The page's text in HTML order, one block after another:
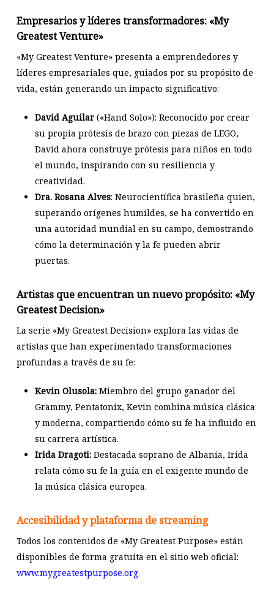
Empresarios y líderes transformadores: «My
Greatest Venture»
«My Greatest Venture» presenta a emprendedores y
líderes empresariales que, guiados por su propósito de
vida, están generando un impacto significativo:​
David Aguilar(«Hand Solo»): Reconocido por crear
su propia prótesis de brazo con piezas de LEGO,
David ahora construye prótesis para niños en todo
el mundo, inspirando con su resiliencia y
creatividad. ​
Dra. Rosana Alves: Neurocientífica brasileña quien,
superando orígenes humildes, se ha convertido en
una autoridad mundial en su campo, demostrando
cómo la determinación y la fe pueden abrir
puertas.
Artistas que encuentran un nuevo propósito: «My
Greatest Decision»
La serie «My Greatest Decision» explora las vidas de
artistas que han experimentado transformaciones
profundas a través de su fe:​
Kevin Olusola:Miembro del grupo ganador del
Grammy, Pentatonix, Kevin combina música clásica
y moderna, compartiendo cómo su fe ha influido en
su carrera artística. ​
Irida Dragoti:Destacada soprano de Albania, Irida
relata cómo su fe la guía en el exigente mundo de
la música clásica europea. ​
Accesibilidad y plataforma de streaming
Todos los contenidos de «My Greatest Purpose» están
disponibles de forma gratuita en el sitio web oficial:
www.mygreatestpurpose.org